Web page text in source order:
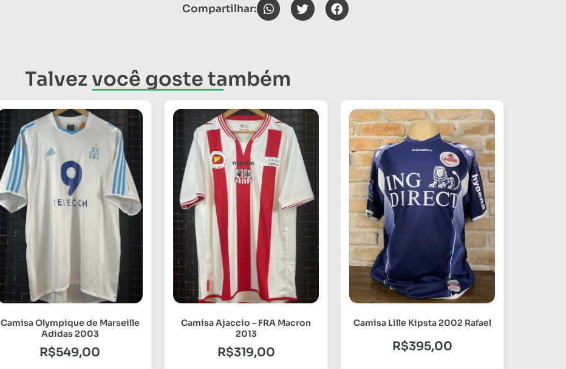
Compartilhar:
Talvez você goste também
Camisa Olympique de Marseille
Adidas 2003
R$549,00
Camisa Ajaccio – FRA Macron
2013
R$319,00
Camisa Lille Kipsta 2002 Rafael
R$395,00